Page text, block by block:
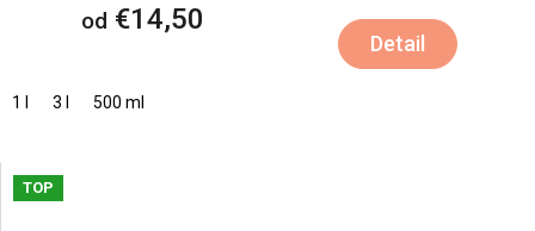
od €14,50
Detail
1 l 3 l 500 ml
TOP